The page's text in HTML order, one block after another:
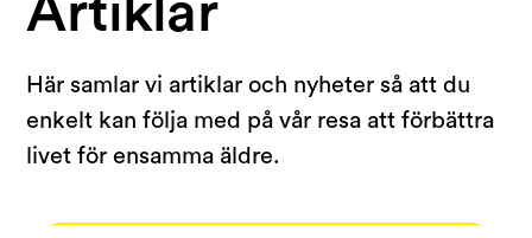
Artiklar
Här samlar vi artiklar och nyheter så att du
enkelt kan följa med på vår resa att förbättra
livet för ensamma äldre.